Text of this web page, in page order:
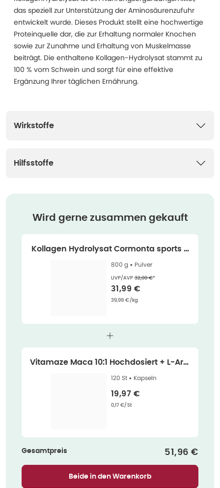
das speziell zur Unterstützung der Aminosäurenzufuhr
entwickelt wurde. Dieses Produkt stellt eine hochwertige
Proteinquelle dar, die zur Erhaltung normaler Knochen
sowie zur Zunahme und Erhaltung von Muskelmasse
beiträgt. Die enthaltene Kollagen-Hydrolysat stammt zu
100 % vom Schwein und sorgt für eine effektive
Ergänzung Ihrer täglichen Ernährung.
Wirkstoffe
Hilfsstoffe
Wird gerne zusammen gekauft
Kollagen Hydrolysat Cormonta sports n
utr 800 g
800 g • Pulver
UVP/AVPEhemaliger Preis (U V P)
32,00 €*
Verkaufspreis
31,99 €
Grundpreis
39,99 €/kg
Vitamaze Maca 10:1 Hochdosiert + L-Argi
nin + OPC 120 St
120 St • Kapseln
Verkaufspreis
19,97 €
Grundpreis
0,17 €/St
Gesamtpreis 51,96 €
Beide in den Warenkorb